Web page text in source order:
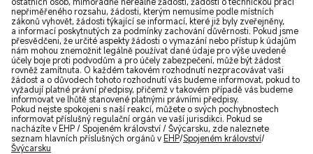
nepřiměřeného rozsahu, žádosti, kterým nemusíme podle místních
zákonů vyhovět, žádosti týkající se informací, které již byly zveřejněny,
a informací poskytnutých za podmínky zachování důvěrnosti. Pokud jsme
přesvědčeni, že určité aspekty žádosti o vymazání nebo přístup k údajům
nám mohou znemožnit legálně používat dané údaje pro výše uvedené
účely boje proti podvodům a pro účely zabezpečení, může být žádost
rovněž zamítnuta. O každém takovém rozhodnutí nezpracovávat vaši
žádost a o důvodech tohoto rozhodnutí vás budeme informovat, pokud to
vyžadují platné právní předpisy, přičemž v takovém případě vás budeme
informovat ve lhůtě stanovené platnými právními předpisy.
Pokud nejste spokojeni s naší reakcí, můžete o svých pochybnostech
informovat příslušný regulační orgán ve vaší jurisdikci. Pokud se
nacházíte v EHP / Spojeném království / Švýcarsku, zde naleznete
seznam hlavních příslušných orgánů v EHP/Spojeném království/
Švýcarsku